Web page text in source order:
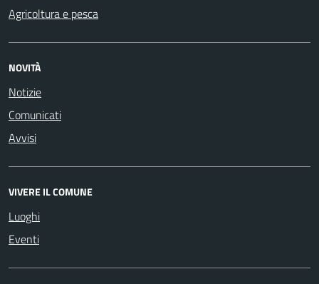
Agricoltura e pesca
NOVITÀ
Notizie
Comunicati
Avvisi
VIVERE IL COMUNE
Luoghi
Eventi